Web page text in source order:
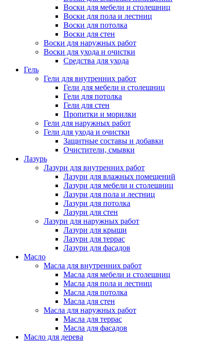
Воски для мебели и столешниц
Воски для пола и лестниц
Воски для потолка
Воски для стен
Воски для наружных работ
Воски для ухода и очистки
Средства для ухода
Гель
Гели для внутренних работ
Гели для мебели и столешниц
Гели для потолка
Гели для стен
Пропитки и морилки
Гели для наружных работ
Гели для ухода и очистки
Защитные составы и добавки
Очистители, смывки
Лазурь
Лазури для внутренних работ
Лазури для влажных помещений
Лазури для мебели и столешниц
Лазури для пола и лестниц
Лазури для потолка
Лазури для стен
Лазури для наружных работ
Лазури для крыши
Лазури для террас
Лазури для фасадов
Масло
Масла для внутренних работ
Масла для мебели и столешниц
Масла для пола и лестниц
Масла для потолка
Масла для стен
Масла для наружных работ
Масла для террас
Масла для фасадов
Масло для дерева